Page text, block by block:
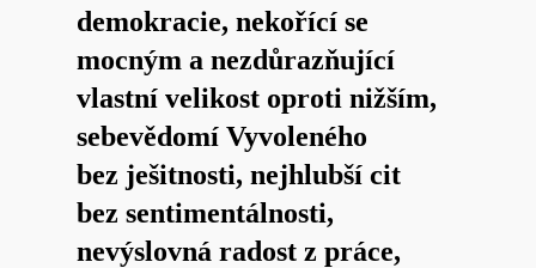
demokracie, nekořící se
mocným a nezdůrazňující
vlastní velikost oproti nižším,
sebevědomí Vyvoleného
bez ješitnosti, nejhlubší cit
bez sentimentálnosti,
nevýslovná radost z práce,